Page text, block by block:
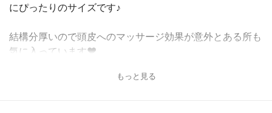
にぴったりのサイズです♪
結構分厚いので頭皮へのマッサージ効果が意外とある所も
気に入っています❤️
もっと見る